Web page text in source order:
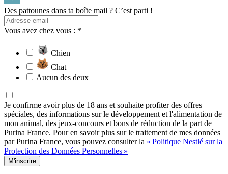
Des pattounes dans ta boîte mail ? C’est parti !
Vous avez chez vous : *
Chien
Chat
Aucun des deux
Je confirme avoir plus de 18 ans et souhaite profiter des offres
spéciales, des informations sur le développement et l'alimentation de
mon animal, des jeux-concours et bons de réduction de la part de
Purina France. Pour en savoir plus sur le traitement de mes données
par Purina France, vous pouvez consulter la « Politique Nestlé sur la
Protection des Données Personnelles »
M'inscrire